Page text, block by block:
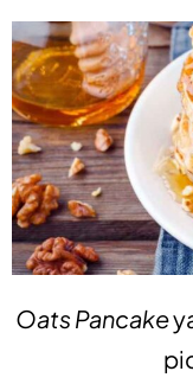
Oats Pancake